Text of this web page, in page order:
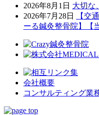
2026年8月1日 大切な
2026年7月28日
【交
ーる鍼灸整骨院】【
会社概要
コンサルティング業